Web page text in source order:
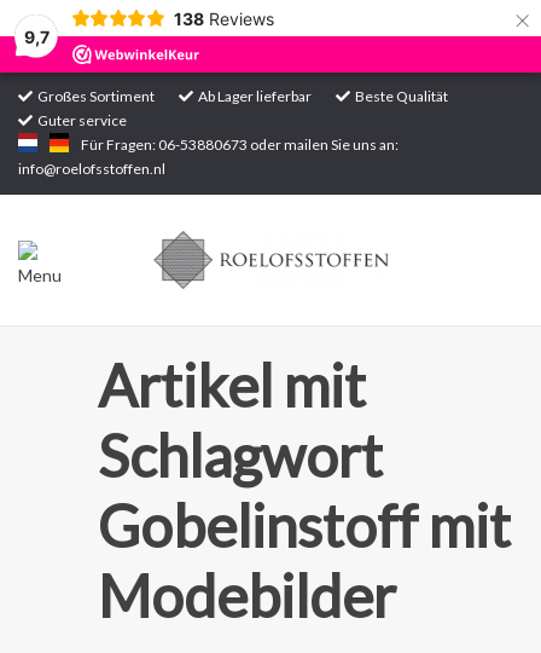
9,7
138 Reviews ×
Großes Sortiment Ab Lager lieferbar
Beste Qualität
Guter service
Für Fragen: 06-53880673 oder mailen Sie uns an:
info@roelofsstoffen.nl
Startseite
Sortiment
Artikel mit
Schlagwort
Gobelinstoff mit
Modebilder